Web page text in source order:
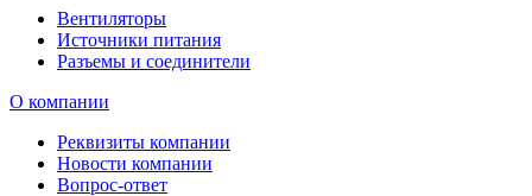
Вентиляторы
Источники питания
Разъемы и соединители
О компании
Реквизиты компании
Новости компании
Вопрос-ответ